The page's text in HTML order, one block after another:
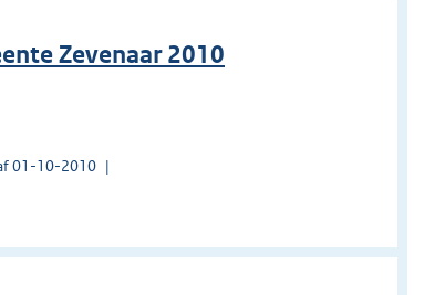
Zevenaar 2010
01-10-2010